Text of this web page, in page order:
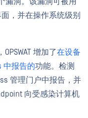
，并在操作系统级别
增加了在设备
中报告的功能。检测
管理门户中报告，并
向受感染计算机